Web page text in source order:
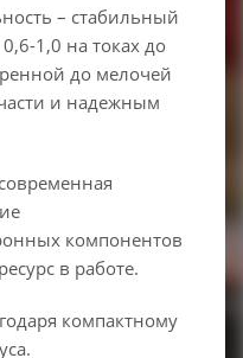
– стабильный
1,0 на токах до
до мелочей
и надежным
компонентов
в работе.
компактному